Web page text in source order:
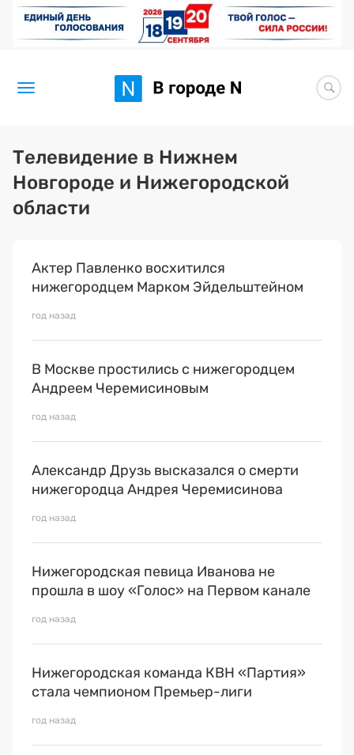
Новости
Статьи
Искусство исцелять
Эксперты
Телевидение в Нижнем
Новгороде и Нижегородской
области
Актер Павленко восхитился
нижегородцем Марком Эйдельштейном
год назад
В Москве простились с нижегородцем
Андреем Черемисиновым
год назад
Александр Друзь высказался о смерти
нижегородца Андрея Черемисинова
год назад
Нижегородская певица Иванова не
прошла в шоу «Голос» на Первом канале
год назад
Нижегородская команда КВН «Партия»
стала чемпионом Премьер-лиги
год назад